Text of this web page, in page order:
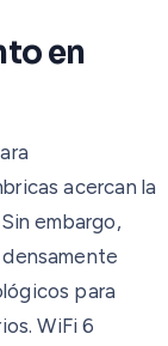
en
acercan la
embargo,
para
WiFi 6